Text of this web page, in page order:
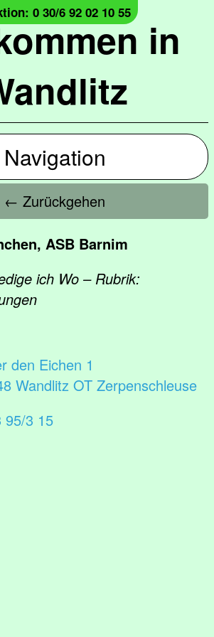
in
0 30/6 92 02 10 55
Navigation
← Zurückgehen
ASB Barnim
ich Wo – Rubrik:
den Eichen 1
Wandlitz OT Zerpenschleuse
95/3 15